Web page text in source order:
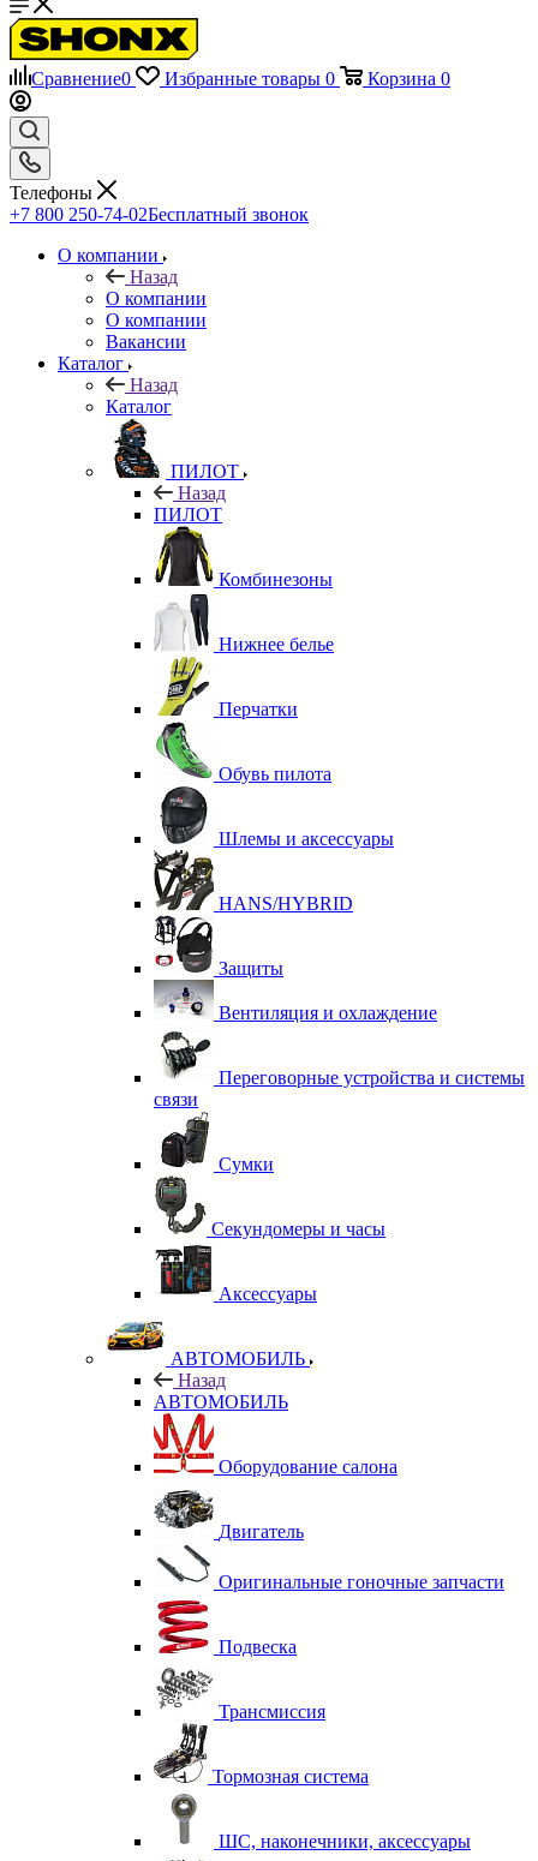
Сравнение0 Избранные товары 0 Корзина 0
Телефоны
+7 800 250-74-02Бесплатный звонок
О компании
Назад
О компании
О компании
Вакансии
Каталог
Назад
Каталог
ПИЛОТ
Назад
ПИЛОТ
Комбинезоны
Нижнее белье
Перчатки
Обувь пилота
Шлемы и аксессуары
HANS/HYBRID
Защиты
Вентиляция и охлаждение
Переговорные устройства и системы
связи
Сумки
Секундомеры и часы
Аксессуары
АВТОМОБИЛЬ
Назад
АВТОМОБИЛЬ
Оборудование салона
Двигатель
Оригинальные гоночные запчасти
Подвеска
Трансмиссия
Тормозная система
ШС, наконечники, аксессуары